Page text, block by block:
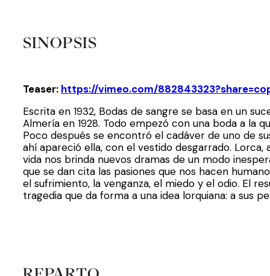
SINOPSIS
Teaser: https://vimeo.com/
Escrita en 1932, Bodas de sangre se basa en un
Almería en 1928. Todo empezó con una boda a la
Poco después se encontró el cadáver de uno de
ahí apareció ella, con el vestido desgarrado.
vida nos brinda nuevos dramas de un modo
que se dan cita las pasiones que nos hacen
el sufrimiento, la venganza, el miedo y el odio. El
tragedia que da forma a una idea lorquiana: a sus